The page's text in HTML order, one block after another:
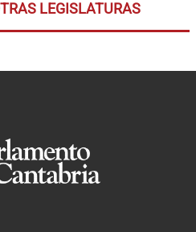
LEGISLATURAS